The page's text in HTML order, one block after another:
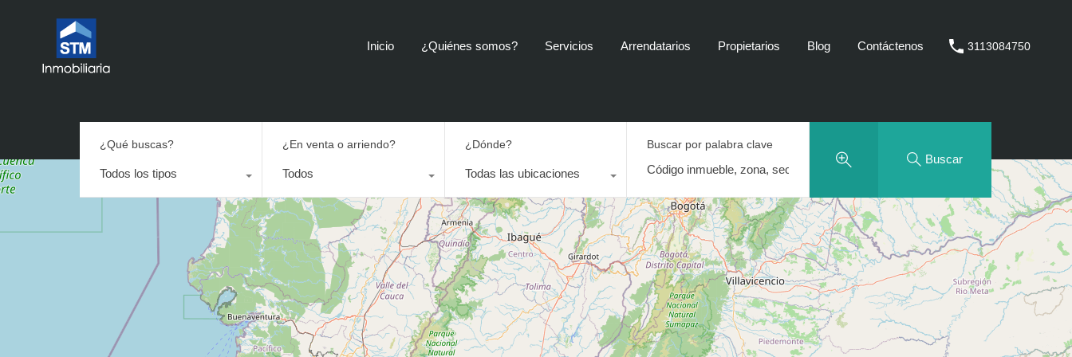
Inicio ¿Quiénes somos? Servicios Arrendatarios Propietarios Blog Contáctenos 3113084750
¿Qué buscas?
Todos los tipos
¿En venta o arriendo?
Todos
¿Dónde?
Todas las ubicaciones
Buscar por palabra clave
Buscar